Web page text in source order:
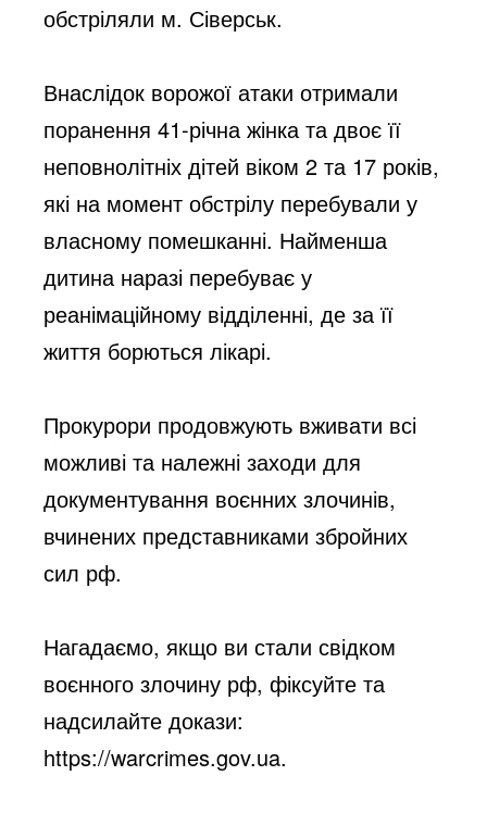
обстріляли м. Сіверськ.
Внаслідок ворожої атаки отримали
поранення 41-річна жінка та двоє її
неповнолітніх дітей віком 2 та 17 років,
які на момент обстрілу перебували у
власному помешканні. Найменша
дитина наразі перебуває у
реанімаційному відділенні, де за її
життя борються лікарі.
Прокурори продовжують вживати всі
можливі та належні заходи для
документування воєнних злочинів,
вчинених представниками збройних
сил рф.
Нагадаємо, якщо ви стали свідком
воєнного злочину рф, фіксуйте та
https://warcrimes.gov.ua.